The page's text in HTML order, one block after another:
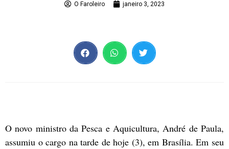
O Faroleiro janeiro 3, 2023
O novo ministro da Pesca e Aquicultura, André de Paula,
assumiu o cargo na tarde de hoje (3), em Brasília. Em seu